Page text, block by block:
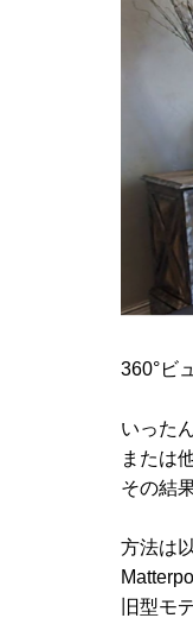
360°ビ
いった
または
その結
方法は
旧型モ